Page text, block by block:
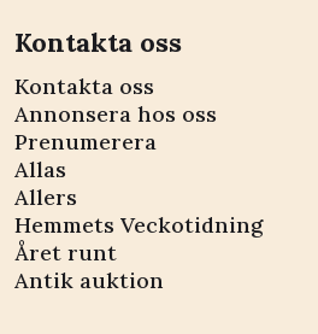
Kontakta oss
Kontakta oss
Annonsera hos oss
Prenumerera
Allas
Allers
Hemmets Veckotidning
Året runt
Antik auktion